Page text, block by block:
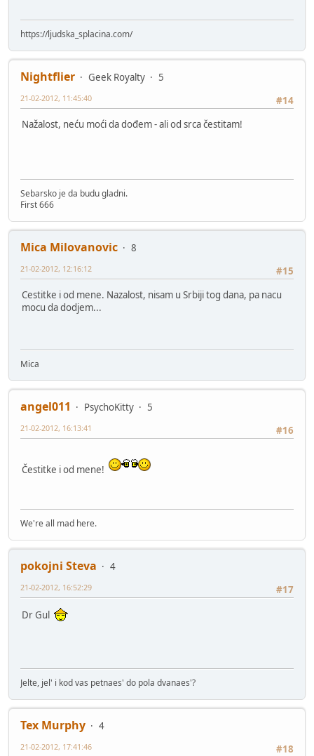
https://ljudska_splacina.com/
Nightflier Geek Royalty
5
#14
21-02-2012, 11:45:40
Nažalost, neću moći da dođem - ali od srca čestitam!
Sebarsko je da budu gladni.
First 666
Mica Milovanovic
8
#15
21-02-2012, 12:16:12
Cestitke i od mene. Nazalost, nisam u Srbiji tog dana, pa nacu
mocu da dodjem...
Mica
angel011 PsychoKitty
5
#16
21-02-2012, 16:13:41
Čestitke i od mene!
We're all mad here.
pokojni Steva
4
#17
21-02-2012, 16:52:29
Dr Gul
Jelte, jel' i kod vas petnaes' do pola dvanaes'?
Tex Murphy
4
#18
21-02-2012, 17:41:46